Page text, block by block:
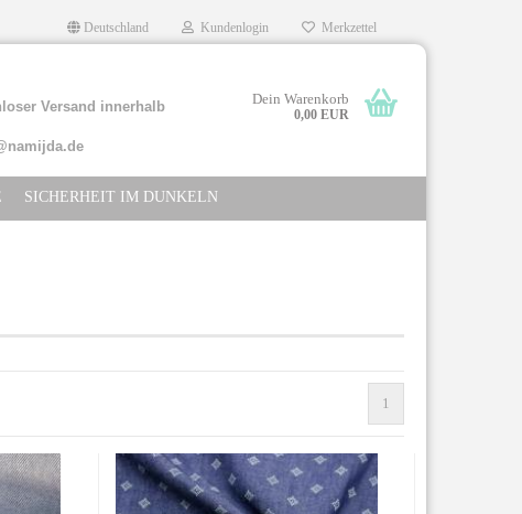
Deutschland Kundenlogin Merkzettel
Versand innerhalb
Dein Warenkorb
0,00 EUR
SICHERHEIT IM DUNKELN
1